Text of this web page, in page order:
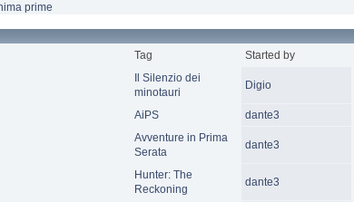
prime
Tag Started by
Il Silenzio dei
minotauri
Digio
AiPS dante3
Avventure in Prima
Serata
dante3
Hunter: The
Reckoning
dante3